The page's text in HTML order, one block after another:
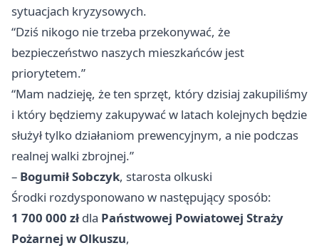
sytuacjach kryzysowych.
“Dziś nikogo nie trzeba przekonywać, że
bezpieczeństwo naszych mieszkańców jest
priorytetem.”
“Mam nadzieję, że ten sprzęt, który dzisiaj zakupiliśmy
i który będziemy zakupywać w latach kolejnych będzie
służył tylko działaniom prewencyjnym, a nie podczas
realnej walki zbrojnej.”
– Bogumił Sobczyk, starosta olkuski
Środki rozdysponowano w następujący sposób:
1 700 000 zł dla Państwowej Powiatowej Straży
Pożarnej w Olkuszu,